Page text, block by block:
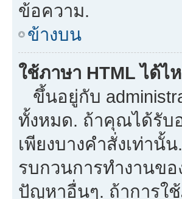
ข้อความ.
ข้างบน
ใช้ภาษา HTML ได้ไ
ขึ้นอยู่กับ
ทั้งหมด. ถ้าคุณได้รับ
เพียงบางคำสั่งเท่านั้
รบกวนการทำงานข
ปัญหาอื่นๆ. ถ้าการใ